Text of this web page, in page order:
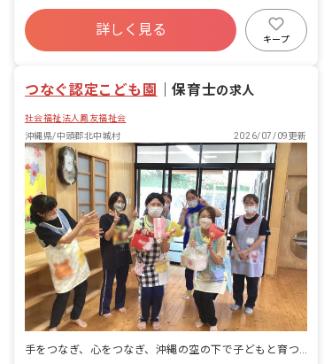
暇等） 産前産後・育児休暇（取得率・復
帰率100％） 介護、看護休暇有 年間休日
良や学校行事にも対応可能です。 前々年
名産休を取得して、1名復帰予定者がい
らっしゃいます！
ボーナス・賞与あり
寮・住宅・家賃補助あり
社会保険完備
残業少なめ
昇給昇進あり
詳しく見る
キープ
つなぐ認定こども園 ｜保育士の求人
社会福祉法人鳳友福祉会
沖縄県/中頭郡北中城村
2026/07/09更新